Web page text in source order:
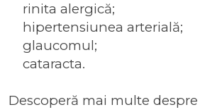
rinita alergică;
hipertensiunea arterială;
glaucomul;
cataracta.
Descoperă mai multe despre